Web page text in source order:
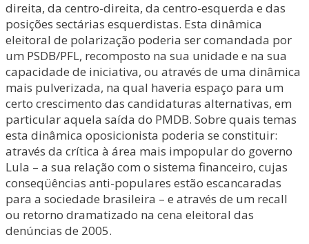
direita, da centro-direita, da centro-esquerda e das
posições sectárias esquerdistas. Esta dinâmica
eleitoral de polarização poderia ser comandada por
um PSDB/PFL, recomposto na sua unidade e na sua
capacidade de iniciativa, ou através de uma dinâmica
mais pulverizada, na qual haveria espaço para um
certo crescimento das candidaturas alternativas, em
particular aquela saída do PMDB. Sobre quais temas
esta dinâmica oposicionista poderia se constituir:
através da crítica à área mais impopular do governo
Lula – a sua relação com o sistema financeiro, cujas
conseqüências anti-populares estão escancaradas
para a sociedade brasileira – e através de um recall
ou retorno dramatizado na cena eleitoral das
denúncias de 2005.